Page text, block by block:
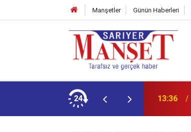
Manşetler Günün Haberleri
24 13:36